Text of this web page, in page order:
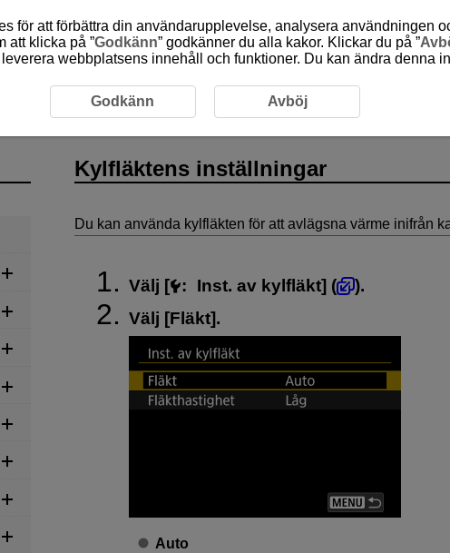
inställningar
Kylfläktens inställningar
Du kan använda kylfläkten för att avlägsna värme inifrån
Välj [ : Inst. av kylfläkt] (
).
Välj [Fläkt].
Auto
för att förbättra din användarupplevelse, analysera användningen
att klicka på ”Godkänn” godkänner du alla kakor. Klickar du på ”
webbplatsens innehåll och funktioner. Du kan ändra denna
Godkänn Avböj